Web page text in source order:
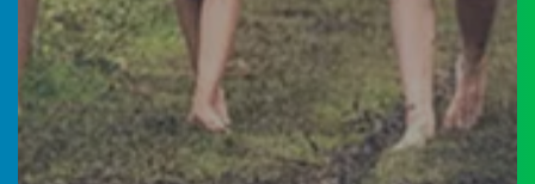
19
Maret
2026
353
Kali
Yunaidi.S
27 Oktober 2023
14:01:22
Manthap semoga lekas
selesai ...